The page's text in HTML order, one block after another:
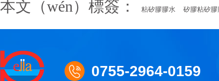
本文（wén）標簽： 粘矽膠膠水 矽膠粘矽膠
0755-2964-0159